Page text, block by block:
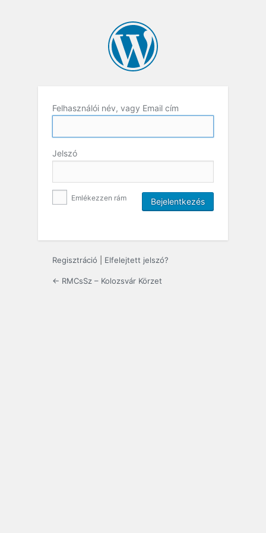
Felhasználói név, vagy Email cím
Jelszó
Emlékezzen rám
Regisztráció Elfelejtett jelszó?
← RMCsSz – Kolozsvár Körzet